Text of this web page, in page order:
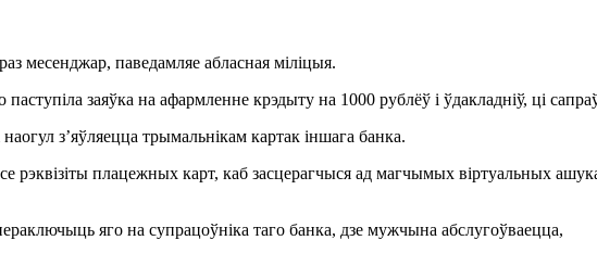
месенджар, паведамляе абласная міліцыя.
заяўка на афармленне крэдыту на 1000 рублёў і ўдакладніў, ці
з’яўляецца трымальнікам картак іншага банка.
рэквізіты плацежных карт, каб засцерагчыся ад магчымых віртуальных
яго на супрацоўніка таго банка, дзе мужчына абслугоўваецца,